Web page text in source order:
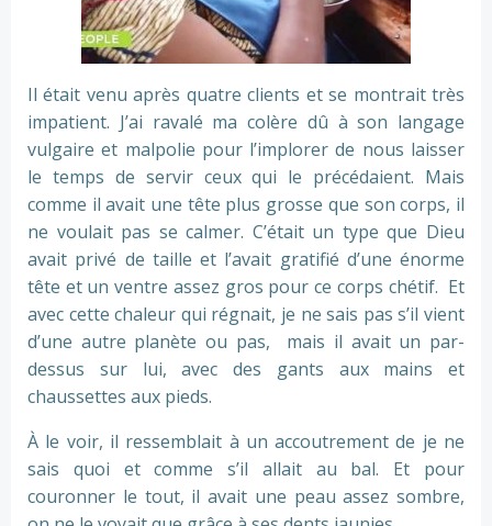
Il était venu après quatre clients et se montrait très
impatient. J’ai ravalé ma colère dû à son langage
vulgaire et malpolie pour l’implorer de nous laisser
le temps de servir ceux qui le précédaient. Mais
comme il avait une tête plus grosse que son corps, il
ne voulait pas se calmer. C’était un type que Dieu
avait privé de taille et l’avait gratifié d’une énorme
tête et un ventre assez gros pour ce corps chétif. Et
avec cette chaleur qui régnait, je ne sais pas s’il vient
d’une autre planète ou pas, mais il avait un par-
dessus sur lui, avec des gants aux mains et
chaussettes aux pieds.
À le voir, il ressemblait à un accoutrement de je ne
sais quoi et comme s’il allait au bal. Et pour
couronner le tout, il avait une peau assez sombre,